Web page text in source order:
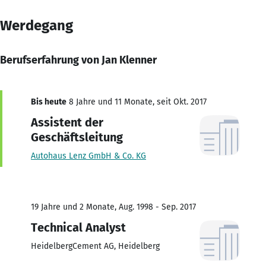
Werdegang
Berufserfahrung von Jan Klenner
Bis heute 8 Jahre und 11 Monate, seit Okt. 2017
Assistent der
Geschäftsleitung
Autohaus Lenz GmbH & Co. KG
19 Jahre und 2 Monate, Aug. 1998 - Sep. 2017
Technical Analyst
HeidelbergCement AG, Heidelberg